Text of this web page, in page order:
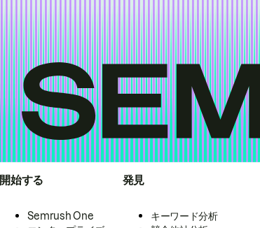
開始する
Semrush One
発見
キーワード分析